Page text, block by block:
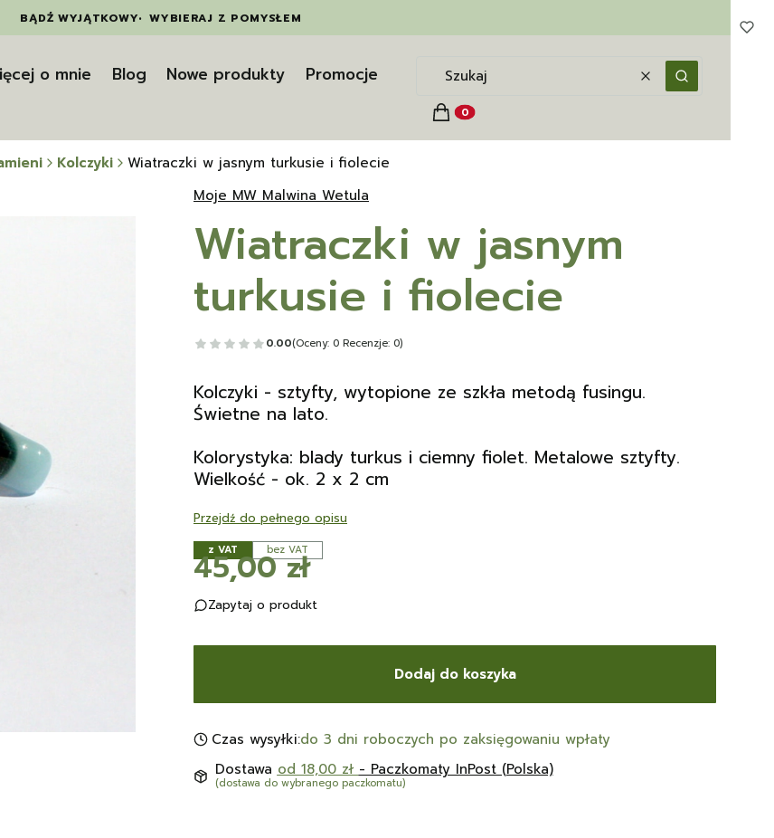
BĄDŹ WYJĄTKOWY• WYBIERAJ Z POMYSŁEM
o mnie Blog Nowe produkty Promocje WyczyśćSzukaj
Produkty w koszyku: 0. Zobacz szczegóły
Koszyk
Kolczyki
Wiatraczki w jasnym turkusie i fiolecie
Moje MW Malwina Wetula
Wiatraczki w jasnym
turkusie i fiolecie
0.00(Oceny: 0 Recenzje: 0)
Kolczyki - sztyfty, wytopione ze szkła metodą fusingu.
Świetne na lato.
Kolorystyka: blady turkus i ciemny fiolet. Metalowe sztyfty.
Wielkość - ok. 2 x 2 cm
Przejdź do pełnego opisu
z VAT bez VAT
Cena
45,00 zł
Zapytaj o produkt
Dodaj do koszyka
Czas wysyłki:do 3 dni roboczych po zaksięgowaniu wpłaty
Dostawa od 18,00 zł - Paczkomaty InPost (Polska)
(dostawa do wybranego paczkomatu)